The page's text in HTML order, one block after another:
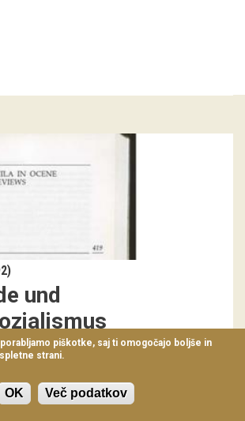
und
piškotke, saj ti omogočajo boljše in
strani.
OK Več podatkov